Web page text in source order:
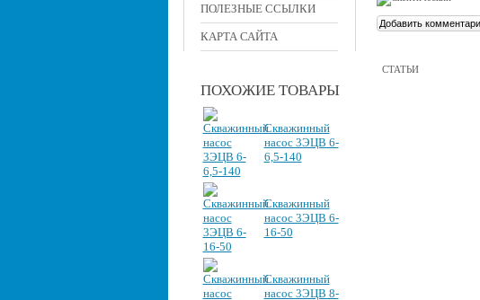
ПОЛЕЗНЫЕ ССЫЛКИ
КАРТА САЙТА
ПОХОЖИЕ ТОВАРЫ
Скважинный
насос 3ЭЦВ 6-
6,5-140
Скважинный
насос 3ЭЦВ 6-
16-50
Скважинный
насос 3ЭЦВ 8-
СТАТЬИ